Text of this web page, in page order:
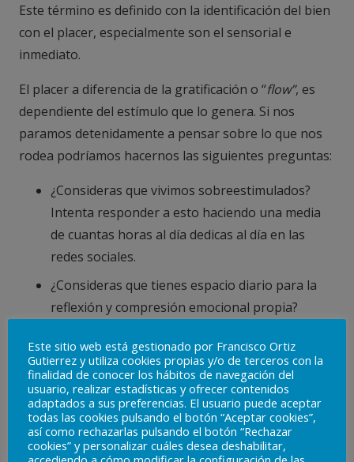
Este término es definido con la identificación del bien
con el placer, especialmente son el sensorial e
inmediato.
El placer a diferencia de la gratificación o “flow”, es
dependiente del estímulo que lo genera. Si nos
paramos detenidamente a pensar sobre lo que nos
rodea podríamos hacernos las siguientes preguntas:
¿Consideras que vivimos sobreestimulados?
Intenta responder a esto haciendo una media
de cuantas horas al día dedicas al día en las
redes sociales.
¿Consideras que tienes espacio diario para la
reflexión y compresión emocional propia?
gusta tienes para ti en tu día de libranza?
Este sitio web está gestionado por Francisco Ortiz
Gutierrez y utiliza cookies propias y/o de terceros con la
finalidad de conocer los hábitos de navegación del
usuario, realizar estadísticas y ofrecer contenidos
adaptados a sus preferencias. El usuario puede aceptar
todas las cookies pulsando el botón “Aceptar cookies”,
así como rechazarlas pulsando el botón “Rechazar
cookies” y personalizar cuáles desea deshabilitar,